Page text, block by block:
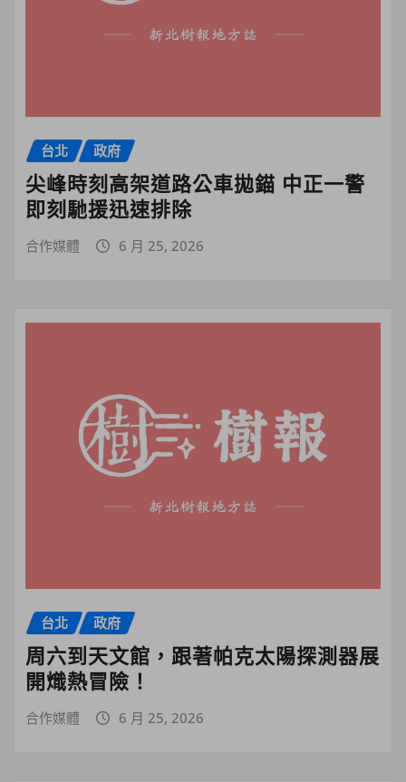
台北 政府
尖峰時刻高架道路公車拋錨 中正一警
即刻馳援迅速排除
合作媒體 6 月 25, 2026
台北 政府
周六到天文館，跟著帕克太陽探測器展
開熾熱冒險！
合作媒體 6 月 25, 2026